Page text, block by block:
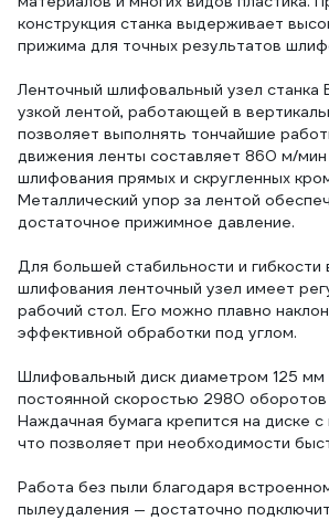
конструкция станка выдерживает
прижима для точных результатов
Ленточный шлифовальный узел
узкой лентой, работающей в
позволяет выполнять тончайшие
движения ленты составляет 860 м/
шлифования прямых и скругленных
Металлический упор за лентой
достаточное прижимное давление.
Для большей стабильности и гибкости
шлифования ленточный узел имеет
рабочий стол. Его можно плавно
эффективной обработки под углом.
Шлифовальный диск диаметром 125 мм
постоянной скоростью 2980 оборотов
Наждачная бумага крепится на диске
что позволяет при необходимости
Работа без пыли благодаря
пылеудаления — достаточно